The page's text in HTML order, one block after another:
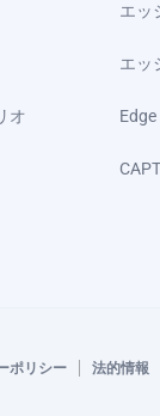
オ
エッ
エッ
ポリシー 法的情報